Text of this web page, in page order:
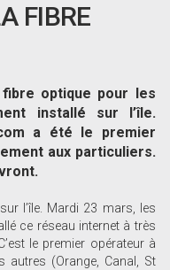
FIBRE
optique pour les
installé sur l’île.
a été le premier
aux particuliers.
l’île. Mardi 23 mars, les
ce réseau internet à très
le premier opérateur à
(Orange, Canal, St